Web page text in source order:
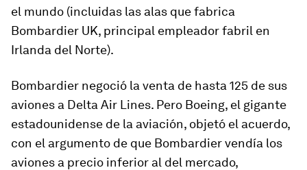
el mundo (incluidas las alas que fabrica
Bombardier UK, principal empleador fabril en
Irlanda del Norte).
Bombardier negoció la venta de hasta 125 de sus
aviones a Delta Air Lines. Pero Boeing, el gigante
estadounidense de la aviación, objetó el acuerdo,
con el argumento de que Bombardier vendía los
aviones a precio inferior al del mercado,